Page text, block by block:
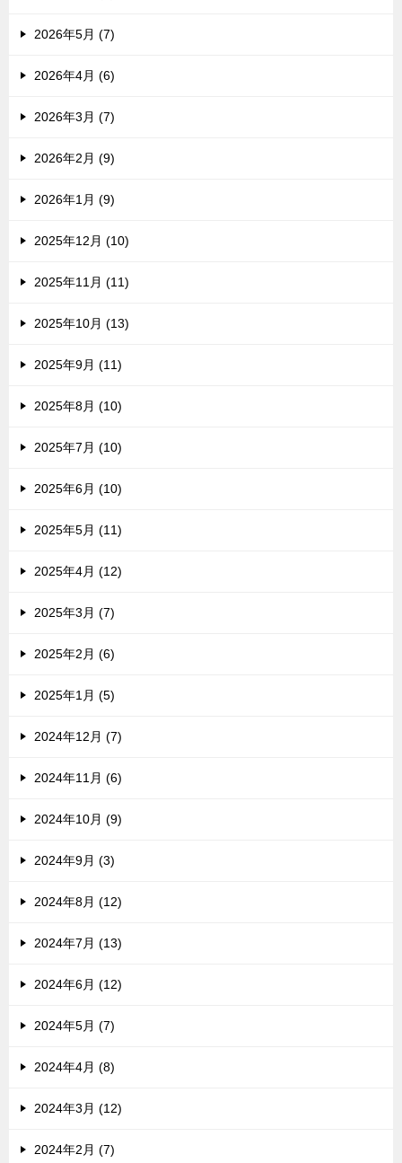
2026年5月 (7)
2026年4月 (6)
2026年3月 (7)
2026年2月 (9)
2026年1月 (9)
2025年12月 (10)
2025年11月 (11)
2025年10月 (13)
2025年9月 (11)
2025年8月 (10)
2025年7月 (10)
2025年6月 (10)
2025年5月 (11)
2025年4月 (12)
2025年3月 (7)
2025年2月 (6)
2025年1月 (5)
2024年12月 (7)
2024年11月 (6)
2024年10月 (9)
2024年9月 (3)
2024年8月 (12)
2024年7月 (13)
2024年6月 (12)
2024年5月 (7)
2024年4月 (8)
2024年3月 (12)
2024年2月 (7)